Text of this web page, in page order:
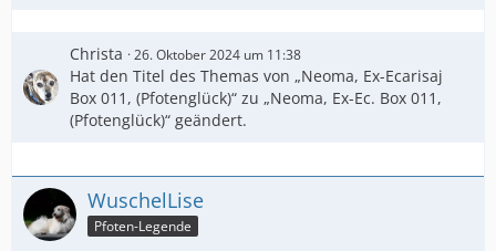
Christa 26. Oktober 2024 um 11:38
Hat den Titel des Themas von „Neoma, Ex-Ecarisaj
Box 011, (Pfotenglück)“ zu „Neoma, Ex-Ec. Box 011,
(Pfotenglück)“ geändert.
WuschelLise
Pfoten-Legende